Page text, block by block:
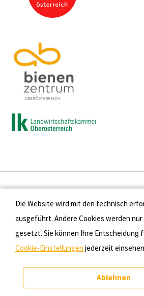
Presse
Kontakt
Datenschutz
Cookie-
Die Website wird mit den technisch
ausgeführt. Andere Cookies werden
gesetzt. Sie können Ihre Entscheidung
Cookie-Einstellungen jederzeit
Ablehnen